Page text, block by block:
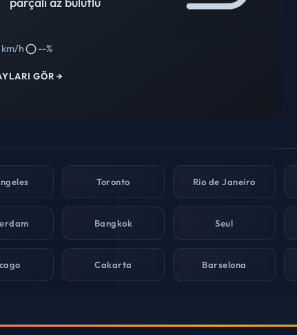
km/h --%
GÖR →
Toronto Rio de Janeiro
Bangkok Seul
Cakarta Barselona